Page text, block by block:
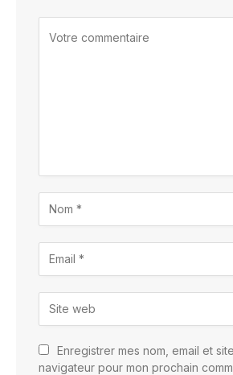
Enregistrer mes nom, email et
navigateur pour mon prochain